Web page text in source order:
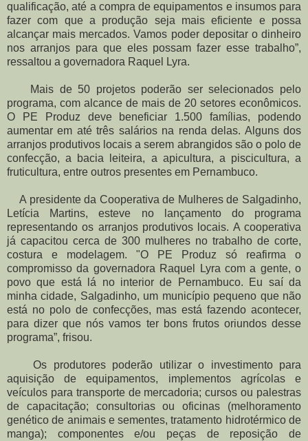
qualificação, até a compra de equipamentos e insumos para
fazer com que a produção seja mais eficiente e possa
alcançar mais mercados. Vamos poder depositar o dinheiro
nos arranjos para que eles possam fazer esse trabalho”,
ressaltou a governadora Raquel Lyra.
Mais de 50 projetos poderão ser selecionados pelo
programa, com alcance de mais de 20 setores econômicos.
O PE Produz deve beneficiar 1.500 famílias, podendo
aumentar em até três salários na renda delas. Alguns dos
arranjos produtivos locais a serem abrangidos são o polo de
confecção, a bacia leiteira, a apicultura, a piscicultura, a
fruticultura, entre outros presentes em Pernambuco.
A presidente da Cooperativa de Mulheres de Salgadinho,
Letícia Martins, esteve no lançamento do programa
representando os arranjos produtivos locais. A cooperativa
já capacitou cerca de 300 mulheres no trabalho de corte,
costura e modelagem. "O PE Produz só reafirma o
compromisso da governadora Raquel Lyra com a gente, o
povo que está lá no interior de Pernambuco. Eu saí da
minha cidade, Salgadinho, um município pequeno que não
está no polo de confecções, mas está fazendo acontecer,
para dizer que nós vamos ter bons frutos oriundos desse
programa”, frisou.
Os produtores poderão utilizar o investimento para
aquisição de equipamentos, implementos agrícolas e
veículos para transporte de mercadoria; cursos ou palestras
de capacitação; consultorias ou oficinas (melhoramento
genético de animais e sementes, tratamento hidrotérmico de
manga); componentes e/ou peças de reposição de